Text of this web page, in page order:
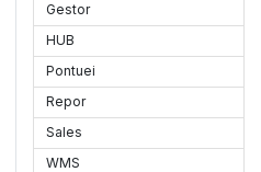
Gestor
HUB
Pontuei
Repor
Sales
WMS